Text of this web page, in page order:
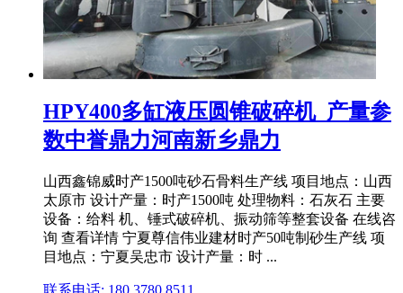
HPY400多缸液压圆锥破碎机_产量参
数中誉鼎力河南新乡鼎力
山西鑫锦威时产1500吨砂石骨料生产线 项目地点：山西
太原市 设计产量：时产1500吨 处理物料：石灰石 主要
设备：给料 机、锤式破碎机、振动筛等整套设备 在线咨
询 查看详情 宁夏尊信伟业建材时产50吨制砂生产线 项
目地点：宁夏吴忠市 设计产量：时 ...
联系电话: 180 3780 8511